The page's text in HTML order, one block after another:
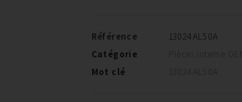
Référence
13024AL50A
Catégorie
Mot clé